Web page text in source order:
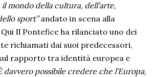
il mondo della cultura, dell’arte,
sport”andato in scena alla
Qui Il Pontefice ha rilanciato uno dei
richiamati dai suoi predecessori,
rapporto tra identità europea e
davvero possibile credere che l’Europa,